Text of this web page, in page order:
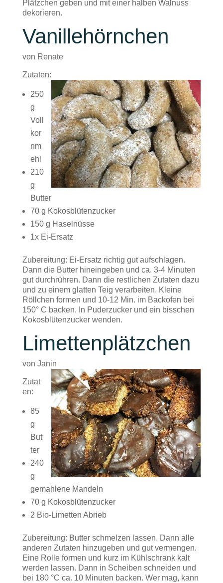
Plätzchen geben und mit einer halben Walnuss
dekorieren.
Vanillehörnchen
von Renate
Zutaten:
250
g
Voll
kor
nm
ehl
210
g
Butter
70 g Kokosblütenzucker
150 g Haselnüsse
1x Ei-Ersatz
Zubereitung: Ei-Ersatz richtig gut aufschlagen.
Dann die Butter hineingeben und ca. 3-4 Minuten
gut durchrühren. Dann die restlichen Zutaten dazu
und zu einem glatten Teig verarbeiten. Kleine
Röllchen formen und 10-12 Min. im Backofen bei
150° C backen. In Puderzucker und ein bisschen
Kokosblütenzucker wenden.
Limettenplätzchen
von Janin
Zutat
en:
85
g
But
ter
240
g
gemahlene Mandeln
70 g Kokosblütenzucker
2 Bio-Limetten Abrieb
Zubereitung: Butter schmelzen lassen. Dann alle
anderen Zutaten hinzugeben und gut vermengen.
Eine Rolle formen und kurz im Kühlschrank kalt
werden lassen. Dann in Scheiben schneiden und
bei 180 °C ca. 10 Minuten backen. Wer mag, kann